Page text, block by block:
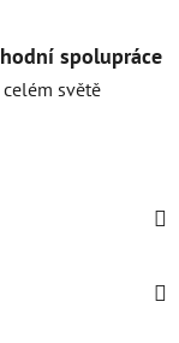
spolupráce
světě